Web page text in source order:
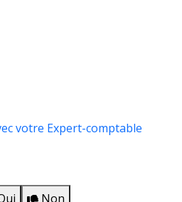
votre Expert-comptable
Non